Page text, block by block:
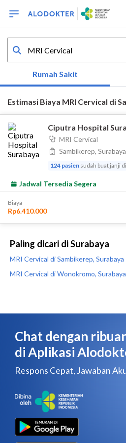
Paling dicari di Surabaya
MRI Cervical di Sambikerep, Surabaya
MRI Cervical di Wonokromo, Surabaya